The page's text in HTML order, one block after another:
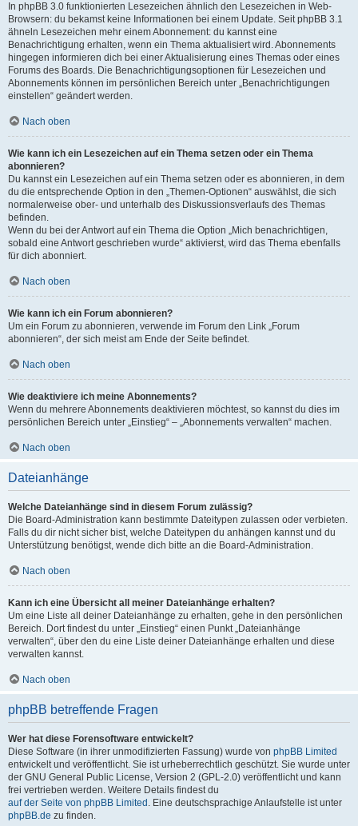
In phpBB 3.0 funktionierten Lesezeichen ähnlich den Lesezeichen in Web-
Browsern: du bekamst keine Informationen bei einem Update. Seit phpBB 3.1
ähneln Lesezeichen mehr einem Abonnement: du kannst eine
Benachrichtigung erhalten, wenn ein Thema aktualisiert wird. Abonnements
hingegen informieren dich bei einer Aktualisierung eines Themas oder eines
Forums des Boards. Die Benachrichtigungsoptionen für Lesezeichen und
Abonnements können im persönlichen Bereich unter „Benachrichtigungen
einstellen“ geändert werden.
Nach oben
Wie kann ich ein Lesezeichen auf ein Thema setzen oder ein Thema
abonnieren?
Du kannst ein Lesezeichen auf ein Thema setzen oder es abonnieren, in dem
du die entsprechende Option in den „Themen-Optionen“ auswählst, die sich
normalerweise ober- und unterhalb des Diskussionsverlaufs des Themas
befinden.
Wenn du bei der Antwort auf ein Thema die Option „Mich benachrichtigen,
sobald eine Antwort geschrieben wurde“ aktivierst, wird das Thema ebenfalls
für dich abonniert.
Nach oben
Wie kann ich ein Forum abonnieren?
Um ein Forum zu abonnieren, verwende im Forum den Link „Forum
abonnieren“, der sich meist am Ende der Seite befindet.
Nach oben
Wie deaktiviere ich meine Abonnements?
Wenn du mehrere Abonnements deaktivieren möchtest, so kannst du dies im
persönlichen Bereich unter „Einstieg“ – „Abonnements verwalten“ machen.
Nach oben
Dateianhänge
Welche Dateianhänge sind in diesem Forum zulässig?
Die Board-Administration kann bestimmte Dateitypen zulassen oder verbieten.
Falls du dir nicht sicher bist, welche Dateitypen du anhängen kannst und du
Unterstützung benötigst, wende dich bitte an die Board-Administration.
Nach oben
Kann ich eine Übersicht all meiner Dateianhänge erhalten?
Um eine Liste all deiner Dateianhänge zu erhalten, gehe in den persönlichen
Bereich. Dort findest du unter „Einstieg“ einen Punkt „Dateianhänge
verwalten“, über den du eine Liste deiner Dateianhänge erhalten und diese
verwalten kannst.
Nach oben
phpBB betreffende Fragen
Wer hat diese Forensoftware entwickelt?
Diese Software (in ihrer unmodifizierten Fassung) wurde von phpBB Limited
entwickelt und veröffentlicht. Sie ist urheberrechtlich geschützt. Sie wurde unter
der GNU General Public License, Version 2 (GPL-2.0) veröffentlicht und kann
frei vertrieben werden. Weitere Details findest du
auf der Seite von phpBB Limited . Eine deutschsprachige Anlaufstelle ist unter
phpBB.de zu finden.